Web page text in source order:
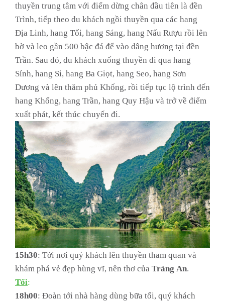
thuyền trung tâm với điểm dừng chân đầu tiên là đền
Trình, tiếp theo du khách ngồi thuyền qua các hang
Địa Linh, hang Tối, hang Sáng, hang Nấu Rượu rồi lên
bờ và leo gần 500 bậc đá để vào dâng hương tại đền
Trần. Sau đó, du khách xuống thuyền đi qua hang
Sính, hang Si, hang Ba Giọt, hang Seo, hang Sơn
Dương và lên thăm phủ Khống, rồi tiếp tục lộ trình đến
hang Khống, hang Trần, hang Quy Hậu và trở về điểm
xuất phát, kết thúc chuyến đi.
15h30: Tới nơi quý khách lên thuyền tham quan và
khám phá vẻ đẹp hùng vĩ, nên thơ của Tràng An.
Tối:
18h00: Đoàn tới nhà hàng dùng bữa tối, quý khách